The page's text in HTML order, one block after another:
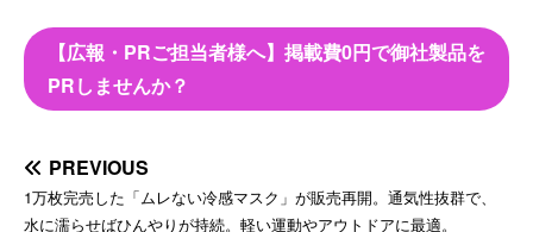
【広報・PRご担当者様へ】掲載費0円で御社製品を
PRしませんか？
PREVIOUS
1万枚完売した「ムレない冷感マスク」が販売再開。通気性抜群で、
水に濡らせばひんやりが持続。軽い運動やアウトドアに最適。